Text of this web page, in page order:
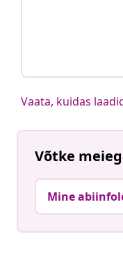
Vaata, kuidas
Võtke
Mine